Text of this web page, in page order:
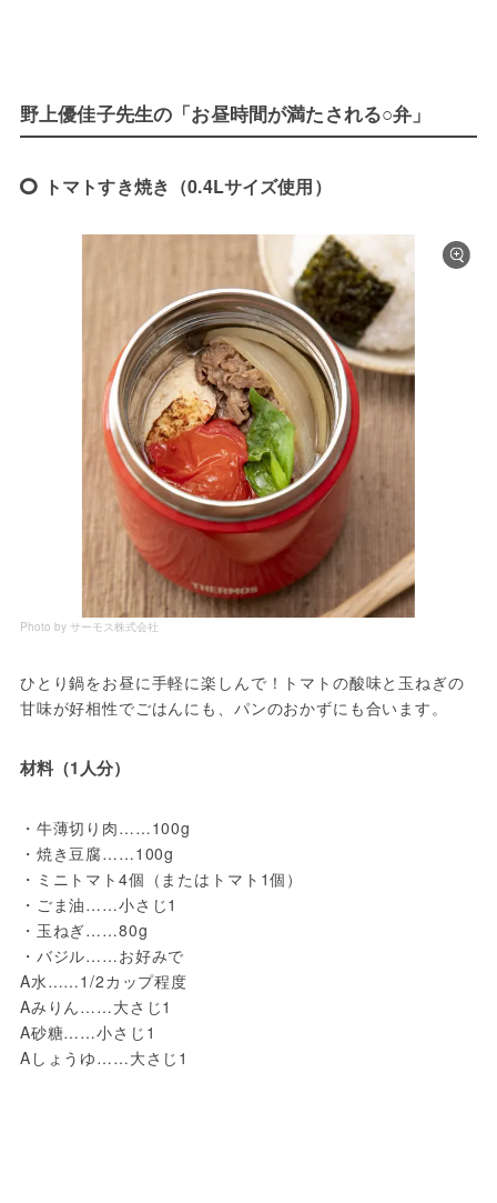
野上優佳子先生の「お昼時間が満たされる○弁」
トマトすき焼き（0.4Lサイズ使用）
Photo by サーモス株式会社
ひとり鍋をお昼に手軽に楽しんで！トマトの酸味と玉ねぎの
甘味が好相性でごはんにも、パンのおかずにも合います。
材料（1人分）
・牛薄切り肉……100g
・焼き豆腐……100g
・ミニトマト4個（またはトマト1個）
・ごま油……小さじ1
・玉ねぎ……80g
・バジル……お好みで
A水……1/2カップ程度
Aみりん……大さじ1
A砂糖……小さじ1
Aしょうゆ……大さじ1